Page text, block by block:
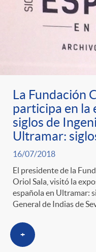
La Fundación
participa en la
siglos de
Ultramar:
16/07/2018
El presidente de la
Oriol Sala, visitó la
española en Ultramar:
General de Indias de
+